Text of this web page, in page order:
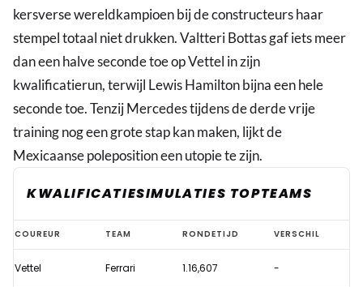
kersverse wereldkampioen bij de constructeurs haar
stempel totaal niet drukken. Valtteri Bottas gaf iets meer
dan een halve seconde toe op Vettel in zijn
kwalificatierun, terwijl Lewis Hamilton bijna een hele
seconde toe. Tenzij Mercedes tijdens de derde vrije
training nog een grote stap kan maken, lijkt de
Mexicaanse poleposition een utopie te zijn.
KWALIFICATIESIMULATIES TOPTEAMS
Uitstekende
racepace
geeft
COUREUR TEAM RONDETIJD VERSCHIL
Vettel Ferrari 1.16,607 -